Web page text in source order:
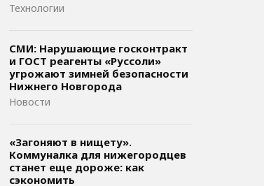
Технологии
СМИ: Нарушающие госконтракт
и ГОСТ реагенты «Руссоли»
угрожают зимней безопасности
Нижнего Новгорода
Новости
«Загоняют в нищету».
Коммуналка для нижегородцев
станет еще дороже: как
сэкономить